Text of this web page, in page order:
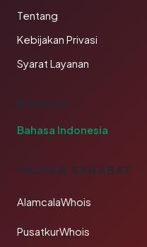
Tentang
Kebijakan Privasi
Syarat Layanan
BAHASA
Bahasa Indonesia
TAUTAN SAHABAT
AlamcalaWhois
PusatkurWhois